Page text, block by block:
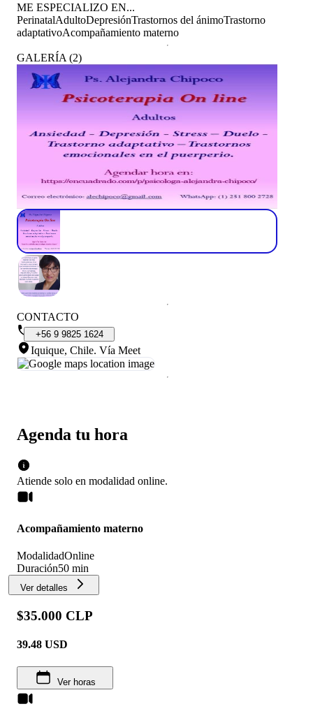
Agenda tu hora
Atiende solo en modalidad online.
Acompañamiento materno
ModalidadOnline
Duración50 min
Ver detalles
$35.000 CLP
39.48 USD
Ver horas
ME ESPECIALIZO EN...
PerinatalAdultoDepresiónTrastornos del ánimoTrastorno
adaptativoAcompañamiento materno
GALERÍA (2)
CONTACTO
+56 9 9825 1624
Iquique, Chile. Vía Meet